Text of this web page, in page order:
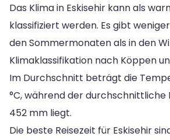
Das Klima in Eskisehir kann als
klassifiziert werden. Es gibt
den Sommermonaten als in den
Klimaklassifikation nach Köppen
Im Durchschnitt beträgt die
°C, während der durchschnittliche
452 mm liegt.
Die beste Reisezeit für Eskisehir